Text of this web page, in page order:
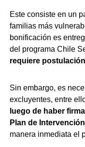
Este consiste en un
familias más
bonificación es
del programa Chile
requiere
Sin embargo, es
excluyentes, entre
luego de haber
Plan de
manera inmediata el